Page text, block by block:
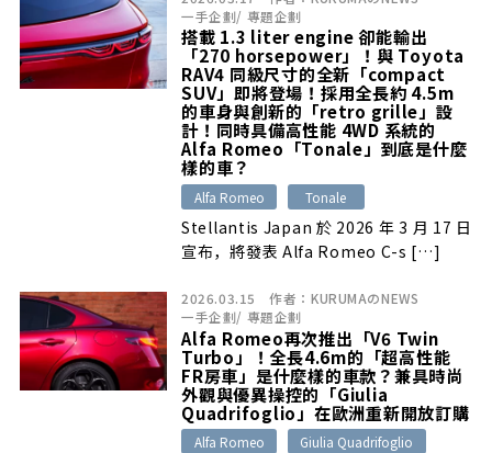
一手企劃/ 專題企劃
搭載 1.3 liter engine 卻能輸出
「270 horsepower」！與 Toyota
RAV4 同級尺寸的全新「compact
SUV」即將登場！採用全長約 4.5m
的車身與創新的「retro grille」設
計！同時具備高性能 4WD 系統的
Alfa Romeo「Tonale」到底是什麼
樣的車？
Alfa Romeo Tonale
Stellantis Japan 於 2026 年 3 月 17 日
宣布，將發表 Alfa Romeo C-s […]
2026.03.15 作者： KURUMAのNEWS
一手企劃/ 專題企劃
Alfa Romeo再次推出「V6 Twin
Turbo」！全長4.6m的「超高性能
FR房車」是什麼樣的車款？兼具時尚
外觀與優異操控的「Giulia
Quadrifoglio」在歐洲重新開放訂購
Alfa Romeo
Giulia Quadrifoglio